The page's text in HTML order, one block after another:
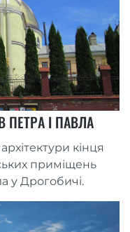
ПЕТРА І ПАВЛА
кінця
приміщень
у Дрогобичі.